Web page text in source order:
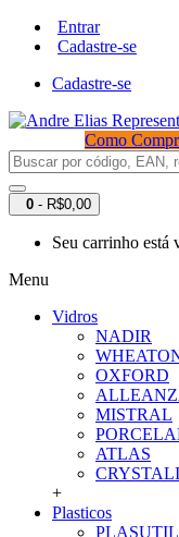
Entrar
Cadastre-se
Cadastre-se
Como
0 - R$0,00
Seu carrinho está
Menu
Vidros
NADIR
OXFORD
MISTRAL
ATLAS
+
Plasticos
PLASUTIL